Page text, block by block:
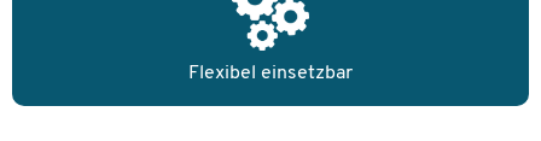
Flexibel einsetzbar